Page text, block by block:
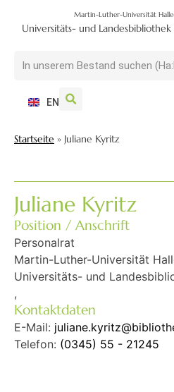
Martin-Luther-Universität
Universitäts- und Landesbibliothek
EN
Startseite » Juliane Kyritz
Juliane Kyritz
Position / Anschrift
Personalrat
Martin-Luther-Universität
Universitäts- und
,
Kontaktdaten
E-Mail:
Telefon: (0345) 55 - 21245